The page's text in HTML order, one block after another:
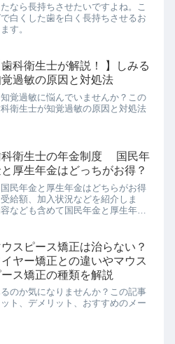
なら長持ちさせたいですよね。こ
白くした歯を白く長持ちさせるお
す。
歯科衛生士が解説！ 】しみる
過敏の原因と対処法
覚過敏に悩んでいませんか？この
衛生士が知覚過敏の原因と対処法
科衛生士の年金制度 国民年
厚生年金はどっちがお得？
民年金と厚生年金はどちらがお得
給額、加入状況などを紹介しま
なども含めて国民年金と厚生年金
スピース矯正は治らない？
イヤー矯正との違いやマウス
ース矯正の種類を解説
のか気になりませんか？この記事
ト、デメリット、おすすめのメー